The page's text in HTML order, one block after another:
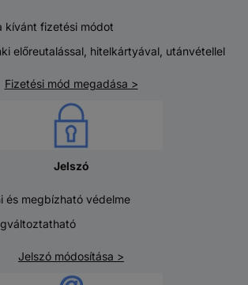
kívánt fizetési módot
előreutalással, hitelkártyával, utánvétellel
Fizetési mód megadása >
Jelszó
és megbízható védelme
Jelszó módosítása >